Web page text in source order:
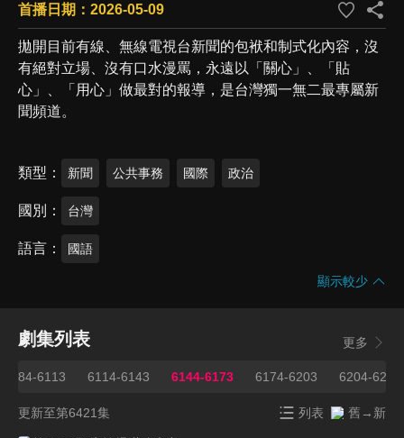
首播日期：2026-05-09
拋開目前有線、無線電視台新聞的包袱和制式化內容，沒
有絕對立場、沒有口水漫罵，永遠以「關心」、「貼
心」、「用心」做最對的報導，是台灣獨一無二最專屬新
聞頻道。
類型 新聞 公共事務 國際 政治
國別 台灣
語言 國語
顯示較少
劇集列表 更多
6084-6113 6114-6143 6144-6173 6174-6203 6204-6233
更新至第6421集 列表 舊→新